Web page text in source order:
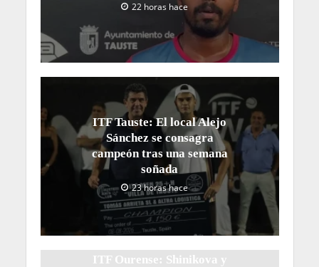
22 horas hace
ITF Tauste: El local Alejo
Sánchez se consagra
campeón tras una semana
soñada
23 horas hace
ITF Ourense: Shinikova y